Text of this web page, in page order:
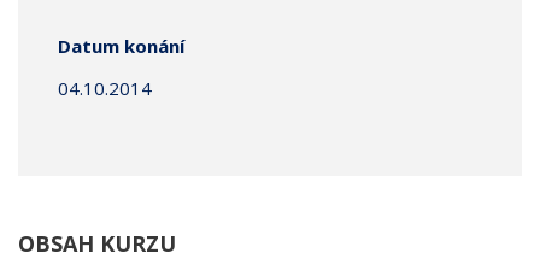
Datum konání
04.10.2014
OBSAH KURZU